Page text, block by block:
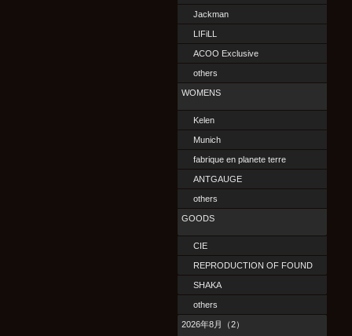
Jackman
LIFiLL
ACOO Exclusive
others
WOMENS
Kelen
Munich
fabrique en planete terre
ANTGAUGE
others
GOODS
CIE
REPRODUCTION OF FOUND
SHAKA
others
2026年8月（2）